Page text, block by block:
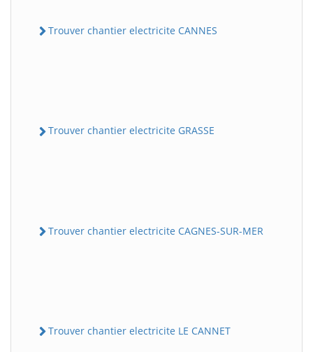
Trouver chantier electricite CANNES
Trouver chantier electricite GRASSE
Trouver chantier electricite CAGNES-SUR-MER
Trouver chantier electricite LE CANNET